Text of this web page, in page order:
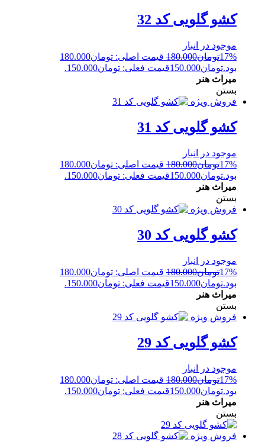
کشو گلویی کد 32
موجود در انبار
17%تومان180.000
قیمت اصلی: تومان180.000
بود.تومان150.000قیمت فعلی: تومان150.000.
میراث هنر
بستن
فروش ویژه
کشو گلویی کد 31
موجود در انبار
17%تومان180.000
قیمت اصلی: تومان180.000
بود.تومان150.000قیمت فعلی: تومان150.000.
میراث هنر
بستن
فروش ویژه
کشو گلویی کد 30
موجود در انبار
17%تومان180.000
قیمت اصلی: تومان180.000
بود.تومان150.000قیمت فعلی: تومان150.000.
میراث هنر
بستن
فروش ویژه
کشو گلویی کد 29
موجود در انبار
17%تومان180.000
قیمت اصلی: تومان180.000
بود.تومان150.000قیمت فعلی: تومان150.000.
میراث هنر
بستن
فروش ویژه